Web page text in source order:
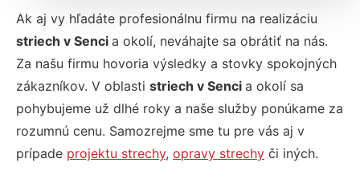
Ak aj vy hľadáte profesionálnu firmu na realizáciu
striech v Senci a okolí, neváhajte sa obrátiť na nás.
Za našu firmu hovoria výsledky a stovky spokojných
zákazníkov. V oblasti striech v Senci a okolí sa
pohybujeme už dlhé roky a naše služby ponúkame za
rozumnú cenu. Samozrejme sme tu pre vás aj v
prípade projektu strechy, opravy strechy či iných.